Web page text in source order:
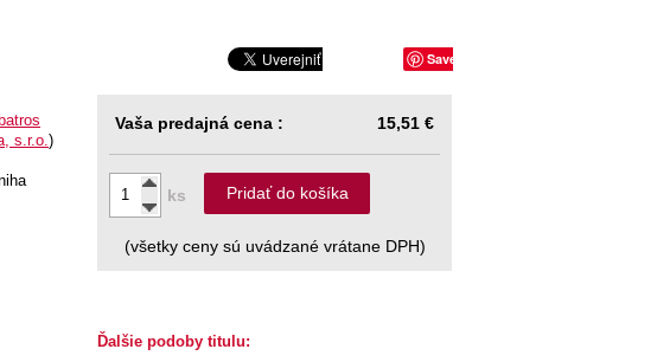
Save
s.r.o.)
Vaša predajná cena : 15,51 €
ks Pridať do košíka
(všetky ceny sú uvádzané vrátane DPH)
Ďalšie podoby titulu: